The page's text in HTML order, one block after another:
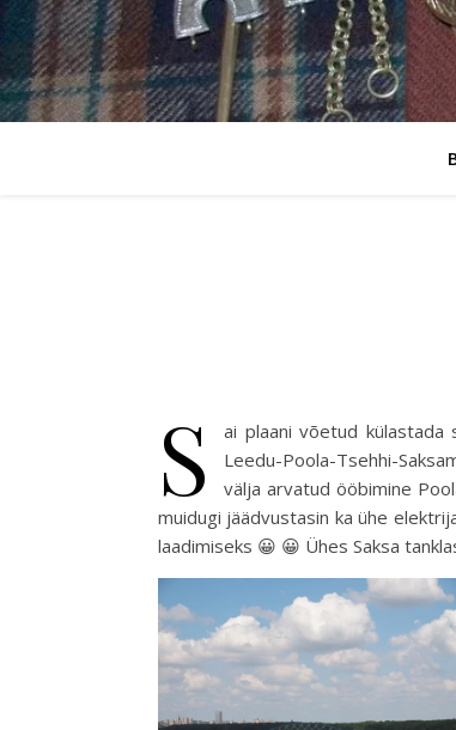
S
ai plaani võetud külastada
Leedu-Poola-Tsehhi-
välja arvatud ööbimine
muidugi jäädvustasin ka ühe
laadimiseks 😀 😀 Ühes Saksa